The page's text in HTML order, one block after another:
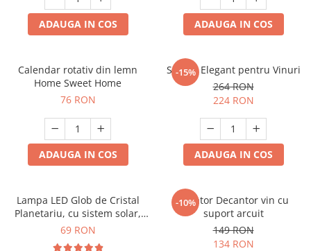
ADAUGA IN COS ADAUGA IN COS
Calendar rotativ din lemn
Home Sweet Home
76 RON
ADAUGA IN COS
-15%
Suport Elegant pentru Vinuri
264 RON
224 RON
ADAUGA IN COS
Lampa LED Glob de Cristal
Planetariu, cu sistem solar,
cadou captivant
69 RON
-10%
Aerator Decantor vin cu
suport arcuit
149 RON
134 RON